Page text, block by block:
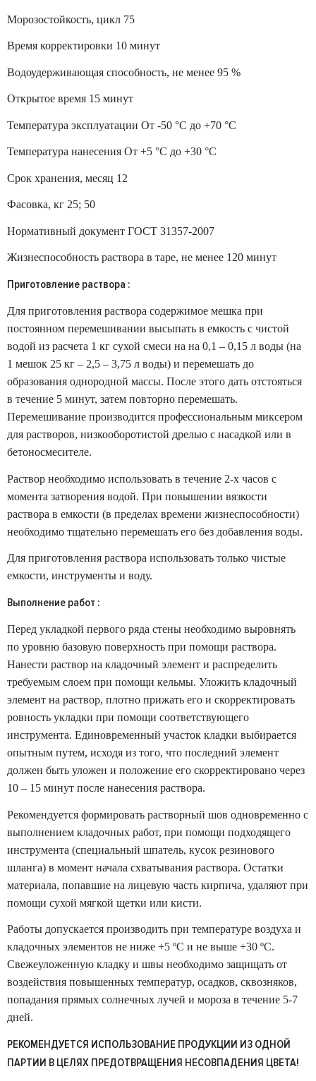
Морозостойкость, цикл 75
Время корректировки 10 минут
Водоудерживающая способность, не менее 95 %
Открытое время 15 минут
Температура эксплуатации От -50 °С до +70 °С
Температура нанесения От +5 °С до +30 °С
Срок хранения, месяц 12
Фасовка, кг 25; 50
Нормативный документ ГОСТ 31357-2007
Жизнеспособность раствора в таре, не менее 120 минут
Приготовление раствора :
Для приготовления раствора содержимое мешка при
постоянном перемешивании высыпать в емкость с чистой
водой из расчета 1 кг сухой смеси на на 0,1 – 0,15 л воды (на
1 мешок 25 кг – 2,5 – 3,75 л воды) и перемешать до
образования однородной массы. После этого дать отстояться
в течение 5 минут, затем повторно перемешать.
Перемешивание производится профессиональным миксером
для растворов, низкооборотистой дрелью с насадкой или в
бетоносмесителе.
Раствор необходимо использовать в течение 2-х часов с
момента затворения водой. При повышении вязкости
раствора в емкости (в пределах времени жизнеспособности)
необходимо тщательно перемешать его без добавления воды.
Для приготовления раствора использовать только чистые
емкости, инструменты и воду.
Выполнение работ :
Перед укладкой первого ряда стены необходимо выровнять
по уровню базовую поверхность при помощи раствора.
Нанести раствор на кладочный элемент и распределить
требуемым слоем при помощи кельмы. Уложить кладочный
элемент на раствор, плотно прижать его и скорректировать
ровность укладки при помощи соответствующего
инструмента. Единовременный участок кладки выбирается
опытным путем, исходя из того, что последний элемент
должен быть уложен и положение его скорректировано через
10 – 15 минут после нанесения раствора.
Рекомендуется формировать растворный шов одновременно с
выполнением кладочных работ, при помощи подходящего
инструмента (специальный шпатель, кусок резинового
шланга) в момент начала схватывания раствора. Остатки
материала, попавшие на лицевую часть кирпича, удаляют при
помощи сухой мягкой щетки или кисти.
Работы допускается производить при температуре воздуха и
кладочных элементов не ниже +5 ºС и не выше +30 ºС.
Свежеуложенную кладку и швы необходимо защищать от
воздействия повышенных температур, осадков, сквозняков,
попадания прямых солнечных лучей и мороза в течение 5-7
дней.
РЕКОМЕНДУЕТСЯ ИСПОЛЬЗОВАНИЕ ПРОДУКЦИИ ИЗ ОДНОЙ
ПАРТИИ В ЦЕЛЯХ ПРЕДОТВРАЩЕНИЯ НЕСОВПАДЕНИЯ ЦВЕТА!